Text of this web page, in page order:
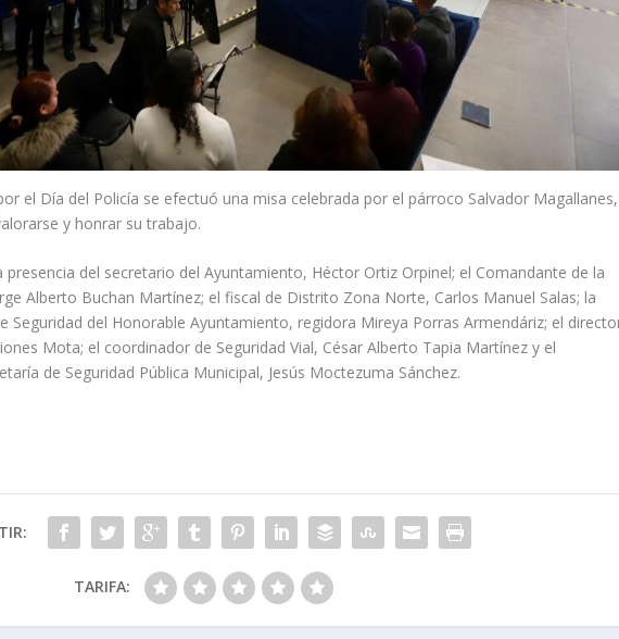
el Día del Policía se efectuó una misa celebrada por el párroco Salvador Magallanes,
y honrar su trabajo.
presencia del secretario del Ayuntamiento, Héctor Ortiz Orpinel; el Comandante de la
Alberto Buchan Martínez; el fiscal de Distrito Zona Norte, Carlos Manuel Salas; la
Seguridad del Honorable Ayuntamiento, regidora Mireya Porras Armendáriz; el
Mota; el coordinador de Seguridad Vial, César Alberto Tapia Martínez y el
de Seguridad Pública Municipal, Jesús Moctezuma Sánchez.
TARIFA: